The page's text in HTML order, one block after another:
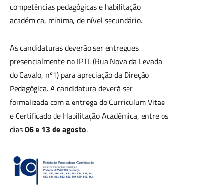
competências pedagógicas e habilitação
académica, mínima, de nível secundário.
As candidaturas deverão ser entregues
presencialmente no IPTL (Rua Nova da Levada
do Cavalo, nº1) para apreciação da Direção
Pedagógica. A candidatura deverá ser
formalizada com a entrega do Curriculum Vitae
e Certificado de Habilitação Académica, entre os
dias06 e 13 de agosto.